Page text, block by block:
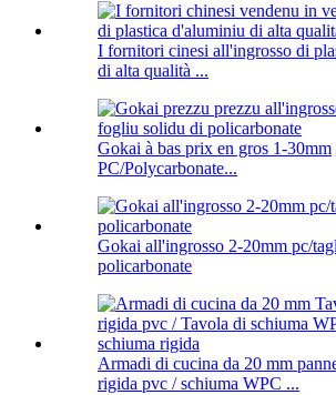
I fornitori cinesi all'ingrosso di
di alta qualità ...
Gokai à bas prix en gros 1-30mm
PC/Polycarbonate...
Gokai all'ingrosso 2-20mm pc/
policarbonate
Armadi di cucina da 20 mm
rigida pvc / schiuma WPC ...